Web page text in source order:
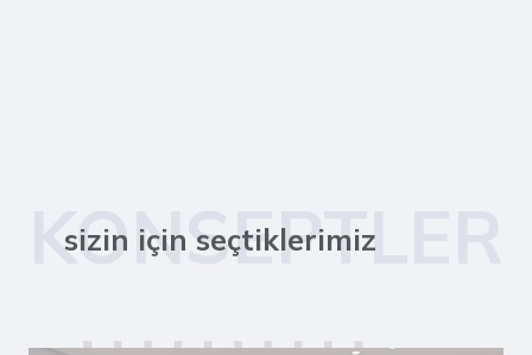
KONSEPTLER
sizin için seçtiklerimiz